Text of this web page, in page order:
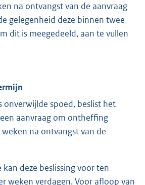
na ontvangst van de aanvraag
gelegenheid deze binnen twee
dit is meegedeeld, aan te vullen
onverwijlde spoed, beslist het
aanvraag om ontheffing
weken na ontvangst van de
kan deze beslissing voor ten
weken verdagen. Voor afloop van